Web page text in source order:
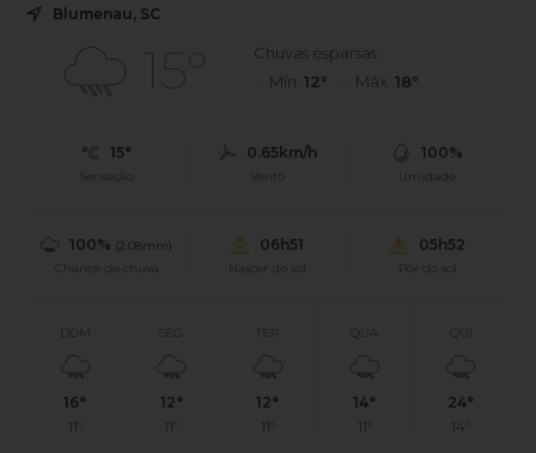
Blumenau, SC
15°
Chuvas esparsas
Mín. 12° Máx. 18°
15°
Sensação
0.65km/h
Vento
100%
Umidade
100% (2.08mm)
Chance de chuva
06h51
Nascer do sol
05h52
Pôr do sol
DOM
16°
11°
SEG
12°
11°
TER
12°
11°
QUA
14°
11°
24°
14°